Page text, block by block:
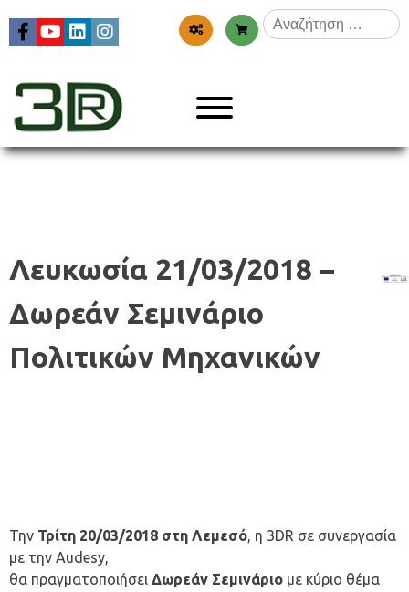
Αναζήτηση
για:
3dr
Λευκωσία 21/03/2018 –
Δωρεάν Σεμινάριο
Πολιτικών Μηχανικών
Την Τρίτη 20/03/2018 στη Λεμεσό, η 3DR σε συνεργασία
με την Audesy,
θα πραγματοποιήσει Δωρεάν Σεμινάριο με κύριο θέμα